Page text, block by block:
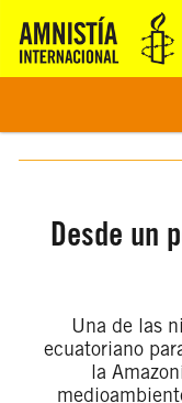
Desde un
Una de las
ecuatoriano
la